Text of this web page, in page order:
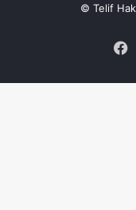
© Telif